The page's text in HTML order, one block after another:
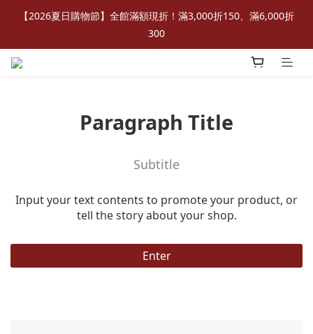
【2026夏日購物節】全館滿額現折！滿3,000折150、滿6,000折
300
Paragraph Title
Subtitle
Input your text contents to promote your product, or
tell the story about your shop.
Enter